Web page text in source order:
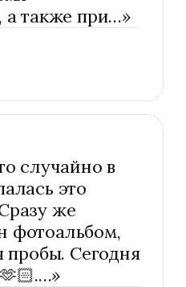
а также при…»
случайно в
это
же
фотоальбом,
пробы. Сегодня
»